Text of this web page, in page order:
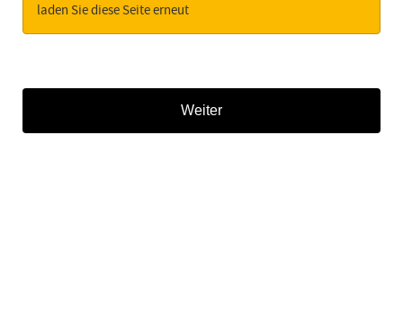
laden Sie diese Seite erneut
Weiter